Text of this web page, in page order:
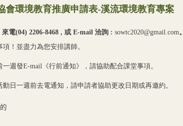
會環境教育推廣申請表-溪流環境教育專案
來電(04) 2206-8468 , 或 E-mail 洽詢 : sowtc2020@gmail.com。
！並盡力為您安排講師。
一週發E-mail 《行前通知》，請協助配合課堂事項。
日一週前去電通知，請申請者協助更改日期或再邀約。